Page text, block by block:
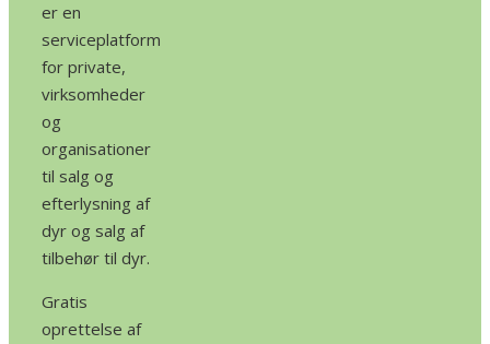
er en
serviceplatform
for private,
virksomheder
og
organisationer
til salg og
efterlysning af
dyr og salg af
tilbehør til dyr.
Gratis
oprettelse af